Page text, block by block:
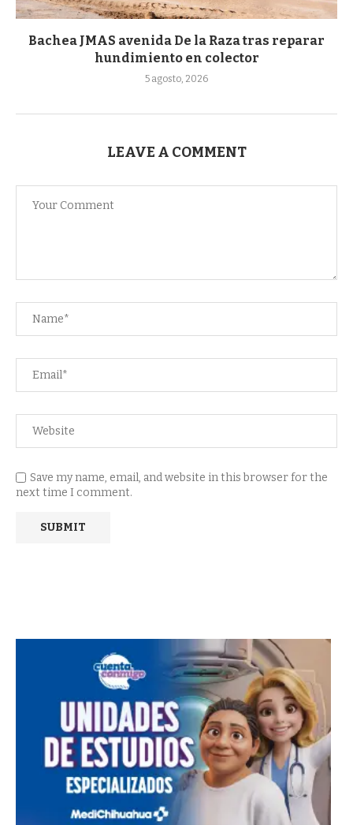
Bachea JMAS avenida De la Raza tras reparar
hundimiento en colector
5 agosto, 2026
LEAVE A COMMENT
Save my name, email, and website in this browser for the
next time I comment.